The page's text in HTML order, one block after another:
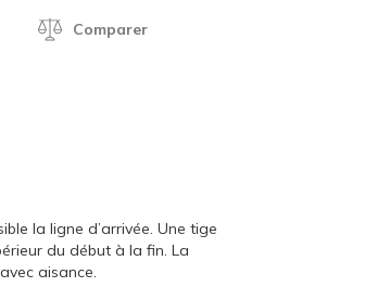
Comparer
la ligne d’arrivée. Une tige
du début à la fin. La
aisance.